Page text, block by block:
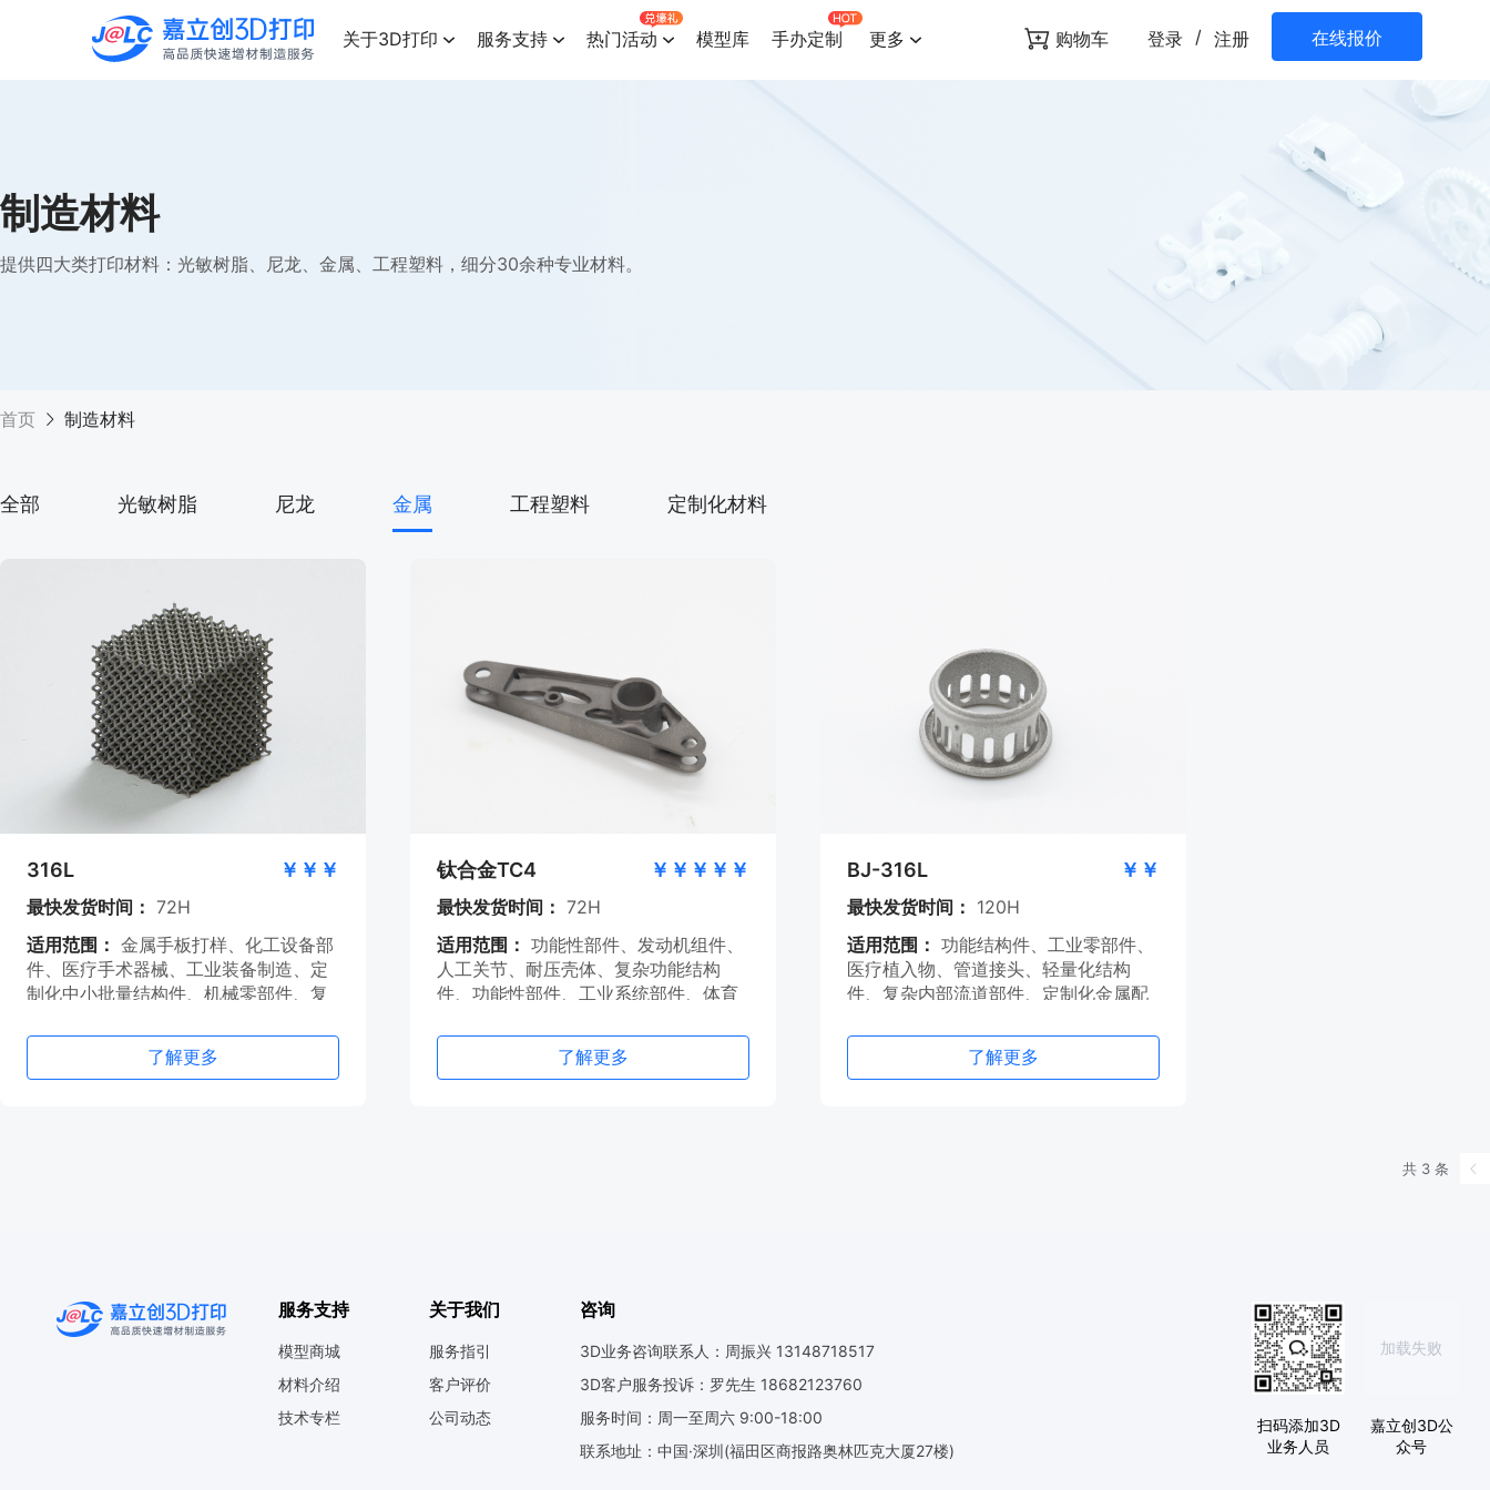
高品质快速增材制造服务
关于3D打印 服务支持 热门活动 模型库 手办定制 更多 购物车 登录 / 注册 在线报价
制造材料
提供四大类打印材料：光敏树脂、尼龙、金属、工程塑料，细分30余种专业材料。
首页 制造材料
全部 光敏树脂 尼龙 金属 工程塑料 定制化材料
316L ￥￥￥
最快发货时间： 72H
适用范围： 金属手板打样、化工设备部
件、医疗手术器械、工业装备制造、定
制化中小批量结构件、机械零部件、复
了解更多
钛合金TC4 ￥￥￥￥￥
最快发货时间： 72H
适用范围： 功能性部件、发动机组件、
人工关节、耐压壳体、复杂功能结构
件、功能性部件、工业系统部件、体育
了解更多
BJ-316L ￥￥
最快发货时间： 120H
适用范围： 功能结构件、工业零部件、
医疗植入物、管道接头、轻量化结构
件、复杂内部流道部件、定制化金属配
了解更多
共 3 条
服务支持
模型商城
材料介绍
技术专栏
关于我们
服务指引
客户评价
公司动态
咨询
3D业务咨询联系人：周振兴 13148718517
3D客户服务投诉：罗先生 18682123760
服务时间：周一至周六 9:00-18:00
联系地址：中国·深圳(福田区商报路奥林匹克大厦27楼)
扫码添加3D
业务人员
加载失败
嘉立创3D公
众号